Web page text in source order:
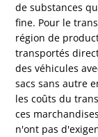
de substances
fine. Pour le
région de
transportés
des véhicules
sacs sans autre
les coûts du
ces
n'ont pas